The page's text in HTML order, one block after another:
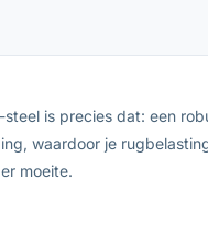
is precies dat: een
waardoor je
moeite.